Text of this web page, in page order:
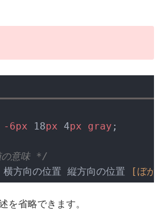
-6px 18px 4px gray ;
の意味 */
方向の位置 縦方向の位置 [ぼか
を省略できます。